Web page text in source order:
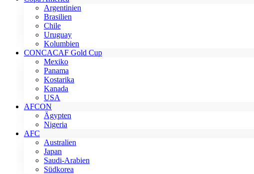
Argentinien
Brasilien
Chile
Uruguay
Kolumbien
CONCACAF Gold Cup
Mexiko
Panama
Kostarika
Kanada
USA
AFCON
Ägypten
Nigeria
AFC
Australien
Japan
Saudi-Arabien
Südkorea